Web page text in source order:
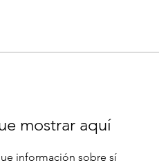
mostrar aquí
información sobre sí